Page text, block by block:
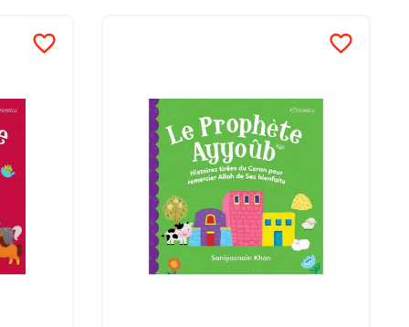
favorite_border favorite_border